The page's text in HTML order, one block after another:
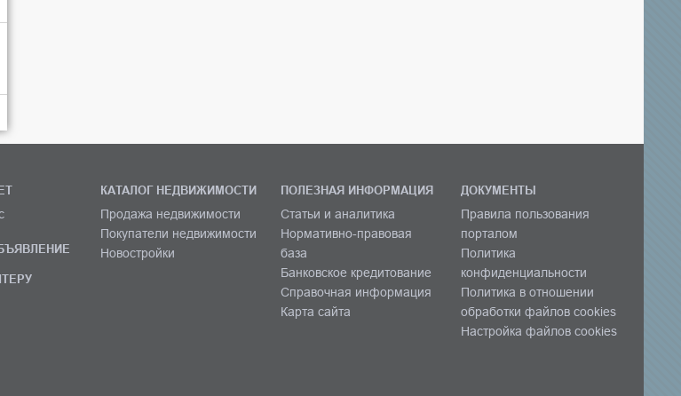
КАТАЛОГ НЕДВИЖИМОСТИ
Продажа недвижимости
Покупатели недвижимости
Новостройки
ПОЛЕЗНАЯ ИНФОРМАЦИЯ
Статьи и аналитика
Нормативно-правовая
база
Банковское кредитование
Справочная информация
Карта сайта
ДОКУМЕНТЫ
Правила пользования
порталом
Политика
конфиденциальности
Политика в отношении
обработки файлов cookies
Настройка файлов cookies